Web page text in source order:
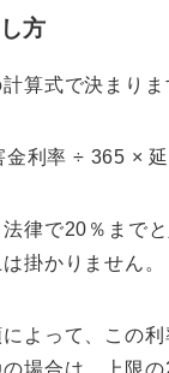
方
算式で決まりま
利率 ÷ 365 ×
律で20％まで
掛かりません。
よって、この
場合は、上限